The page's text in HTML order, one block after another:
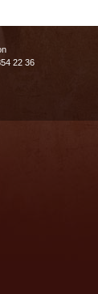
22 36